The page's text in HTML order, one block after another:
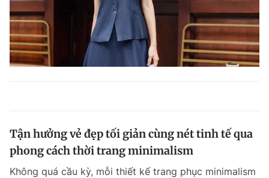
Tận hưởng vẻ đẹp tối giản cùng nét tinh tế qua
phong cách thời trang minimalism
Không quá cầu kỳ, mỗi thiết kế trang phục minimalism